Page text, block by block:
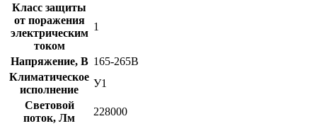
Класс защиты
от поражения
электрическим
током
1
Напряжение, В 165-265В
Климатическое
исполнение
У1
Световой
поток, Лм
228000